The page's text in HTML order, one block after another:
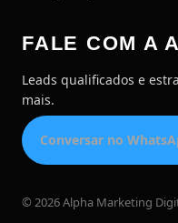
FALE COM A
Leads qualificados e
mais.
Conversar no
© 2026 Alpha Marketing